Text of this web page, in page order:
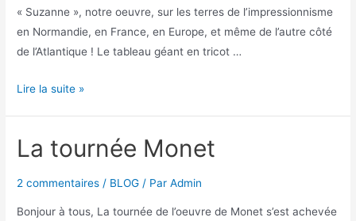
« Suzanne », notre oeuvre, sur les terres de l’impressionnisme
en Normandie, en France, en Europe, et même de l’autre côté
de l’Atlantique ! Le tableau géant en tricot …
Lire la suite »
La tournée Monet
2 commentaires / BLOG / ParAdmin
Bonjour à tous, La tournée de l’oeuvre de Monet s’est achevée